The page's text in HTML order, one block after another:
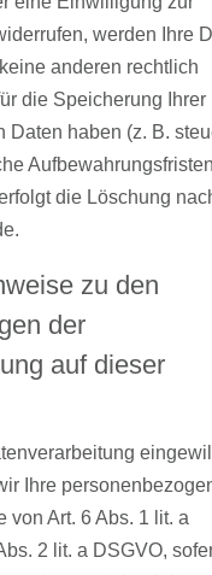
werden Ihre
anderen rechtlich
die Speicherung Ihrer
Daten haben (z. B.
die Löschung
zu den
der
auf dieser
Ihre
von Art. 6 Abs. 1 lit. a
2 lit. a DSGVO,